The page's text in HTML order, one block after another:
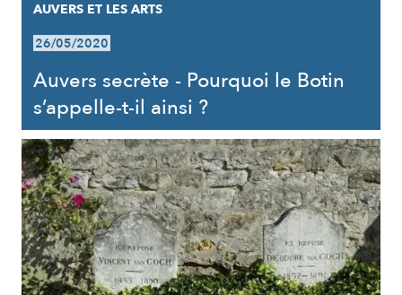
AUVERS ET LES ARTS
26/05/2020
Auvers secrète - Pourquoi le Botin
s’appelle-t-il ainsi ?